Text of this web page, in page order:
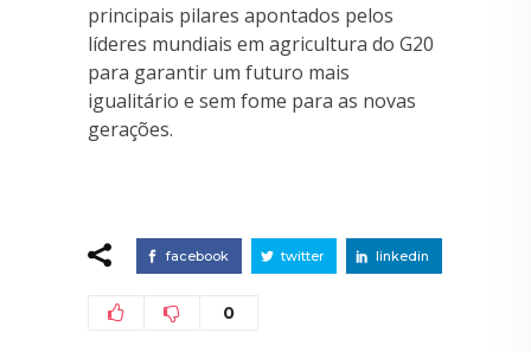
principais pilares apontados pelos
líderes mundiais em agricultura do G20
para garantir um futuro mais
igualitário e sem fome para as novas
gerações.
facebook twitter linkedin
0